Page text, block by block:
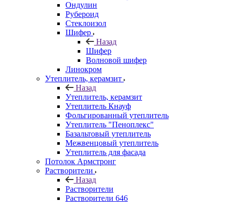
Ондулин
Рубероид
Стеклоизол
Шифер
Назад
Шифер
Волновой шифер
Линокром
Утеплитель, керамзит
Назад
Утеплитель, керамзит
Утеплитель Кнауф
Фольгированный утеплитель
Утеплитель "Пеноплекс"
Базальтовый утеплитель
Межвенцовый утеплитель
Утеплитель для фасада
Потолок Армстронг
Растворители
Назад
Растворители
Растворители 646